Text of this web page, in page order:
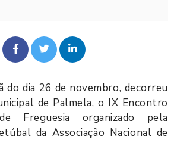
do dia 26 de novembro, decorreu
de Palmela, o IX Encontro
Freguesia organizado pela
da Associação Nacional de